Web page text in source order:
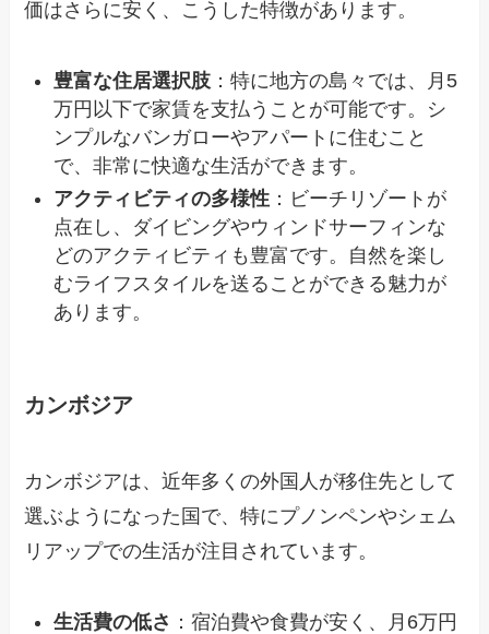
価はさらに安く、こうした特徴があります。
豊富な住居選択肢 ：特に地方の島々では、月5
万円以下で家賃を支払うことが可能です。シ
ンプルなバンガローやアパートに住むこと
で、非常に快適な生活ができます。
アクティビティの多様性 ：ビーチリゾートが
点在し、ダイビングやウィンドサーフィンな
どのアクティビティも豊富です。自然を楽し
むライフスタイルを送ることができる魅力が
あります。
カンボジア
カンボジアは、近年多くの外国人が移住先として
選ぶようになった国で、特にプノンペンやシェム
リアップでの生活が注目されています。
生活費の低さ ：宿泊費や食費が安く、月6万円